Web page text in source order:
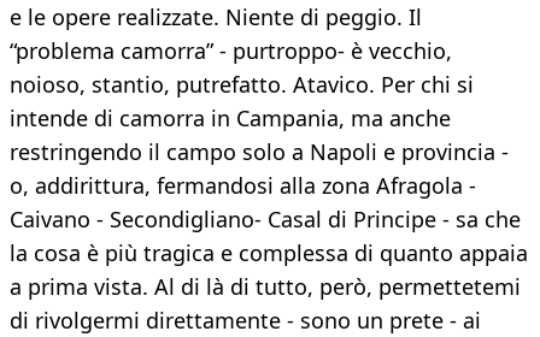
e le opere realizzate. Niente di peggio. Il
“problema camorra” - purtroppo- è vecchio,
noioso, stantio, putrefatto. Atavico. Per chi si
intende di camorra in Campania, ma anche
restringendo il campo solo a Napoli e provincia -
o, addirittura, fermandosi alla zona Afragola -
Caivano - Secondigliano- Casal di Principe - sa che
la cosa è più tragica e complessa di quanto appaia
a prima vista. Al di là di tutto, però, permettetemi
di rivolgermi direttamente - sono un prete - ai